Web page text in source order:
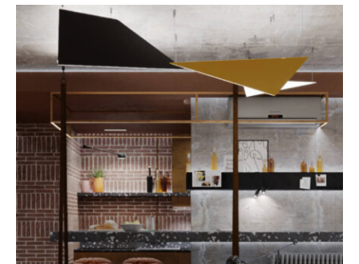
Дизайн квартири в Торонто